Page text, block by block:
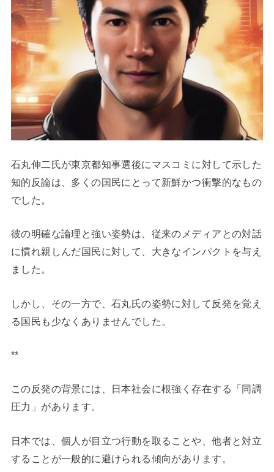
石丸伸二氏が東京都知事選後にマスコミに対して示した
知的反論は、多くの国民にとって新鮮かつ衝撃的なもの
でした。
彼の明確な論理と強い姿勢は、従来のメディアとの対話
に慣れ親しんだ国民に対して、大きなインパクトを与え
ました。
しかし、その一方で、石丸氏の姿勢に対して反発を覚え
る国民も少なくありませんでした。
**
この反発の背景には、日本社会に根強く存在する「同調
圧力」があります。
日本では、個人が目立つ行動を取ることや、他者と対立
することが一般的に避けられる傾向があります。